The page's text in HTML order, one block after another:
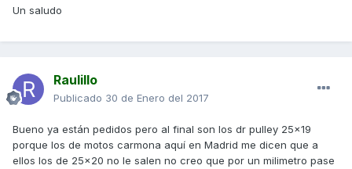
Un saludo
Raulillo
Publicado 30 de Enero del 2017
Bueno ya están pedidos pero al final son los dr pulley 25x19
porque los de motos carmona aquí en Madrid me dicen que a
ellos los de 25x20 no le salen no creo que por un milimetro pase